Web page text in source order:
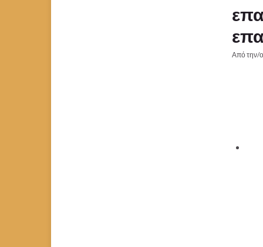
Από την/